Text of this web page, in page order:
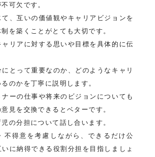
可欠です。
、互いの価値観やキャリアビジョンを
を築くことがとても大切です。
ャリアに対する思いや目標を具体的に伝
とって重要なのか、どのようなキャリ
のかを丁寧に説明します。
ナーの仕事や将来のビジョンについても
見を交換できるとベターです。
の分担について話し合います。
不得意を考慮しながら、できるだけ公
に納得できる役割分担を目指しましょ